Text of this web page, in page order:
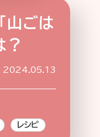
人 歴史
キー
図鑑
山ごは
？
2024.05.13
レシピ